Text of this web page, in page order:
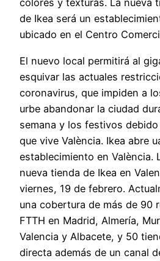
colores y texturas. La nueva
de Ikea será un
ubicado en el Centro
El nuevo local permitirá al
esquivar las actuales
coronavirus, que impiden a
urbe abandonar la ciudad
semana y los festivos
que vive València. Ikea abre
establecimiento en València.
nueva tienda de Ikea en
viernes, 19 de febrero.
una cobertura de más de 90
FTTH en Madrid, Almería,
Valencia y Albacete, y 50
directa además de un canal